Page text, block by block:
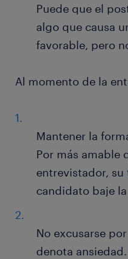
Puede que el
algo que causa
favorable, pero
Al momento de la
Mantener la
Por más amable
entrevistador, su
candidato baje
No excusarse
denota